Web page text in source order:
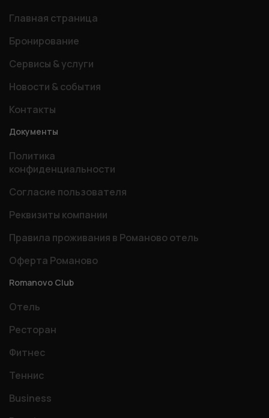
Главная страница
Бронирование
Сервисы & услуги
Новости & события
Контакты
Документы
Политика
конфиденциальности
Согласие пользователя
Реквизиты компании
Правила проживания в Романово отель
Оферта Романово
Romanovo Club
Отель
Ресторан
Фитнес
Теннис
Business